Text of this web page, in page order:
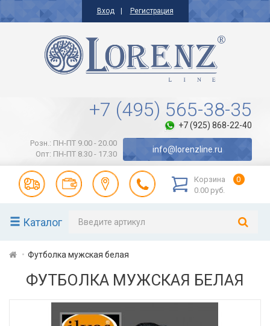
Вход Регистрация
+7 (495) 565-38-35
+7 (925) 868-22-40
Розн.: ПН-ПТ 9.00 - 20.00
Опт: ПН-ПТ 8.30 - 17.30
info@lorenzline.ru
Корзина
0
0.00 руб.
Каталог
Футболка мужская белая
ФУТБОЛКА МУЖСКАЯ БЕЛАЯ